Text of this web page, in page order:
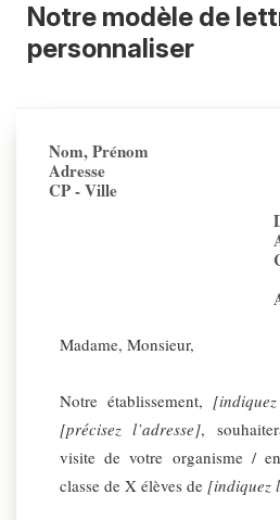
Notre modèle de
personnaliser
Nom, Prénom
Adresse
CP - Ville
Madame, Monsieur,
Notre établissement,
[précisez l’adresse],
visite de votre organisme /
classe de X élèves de [indiquez